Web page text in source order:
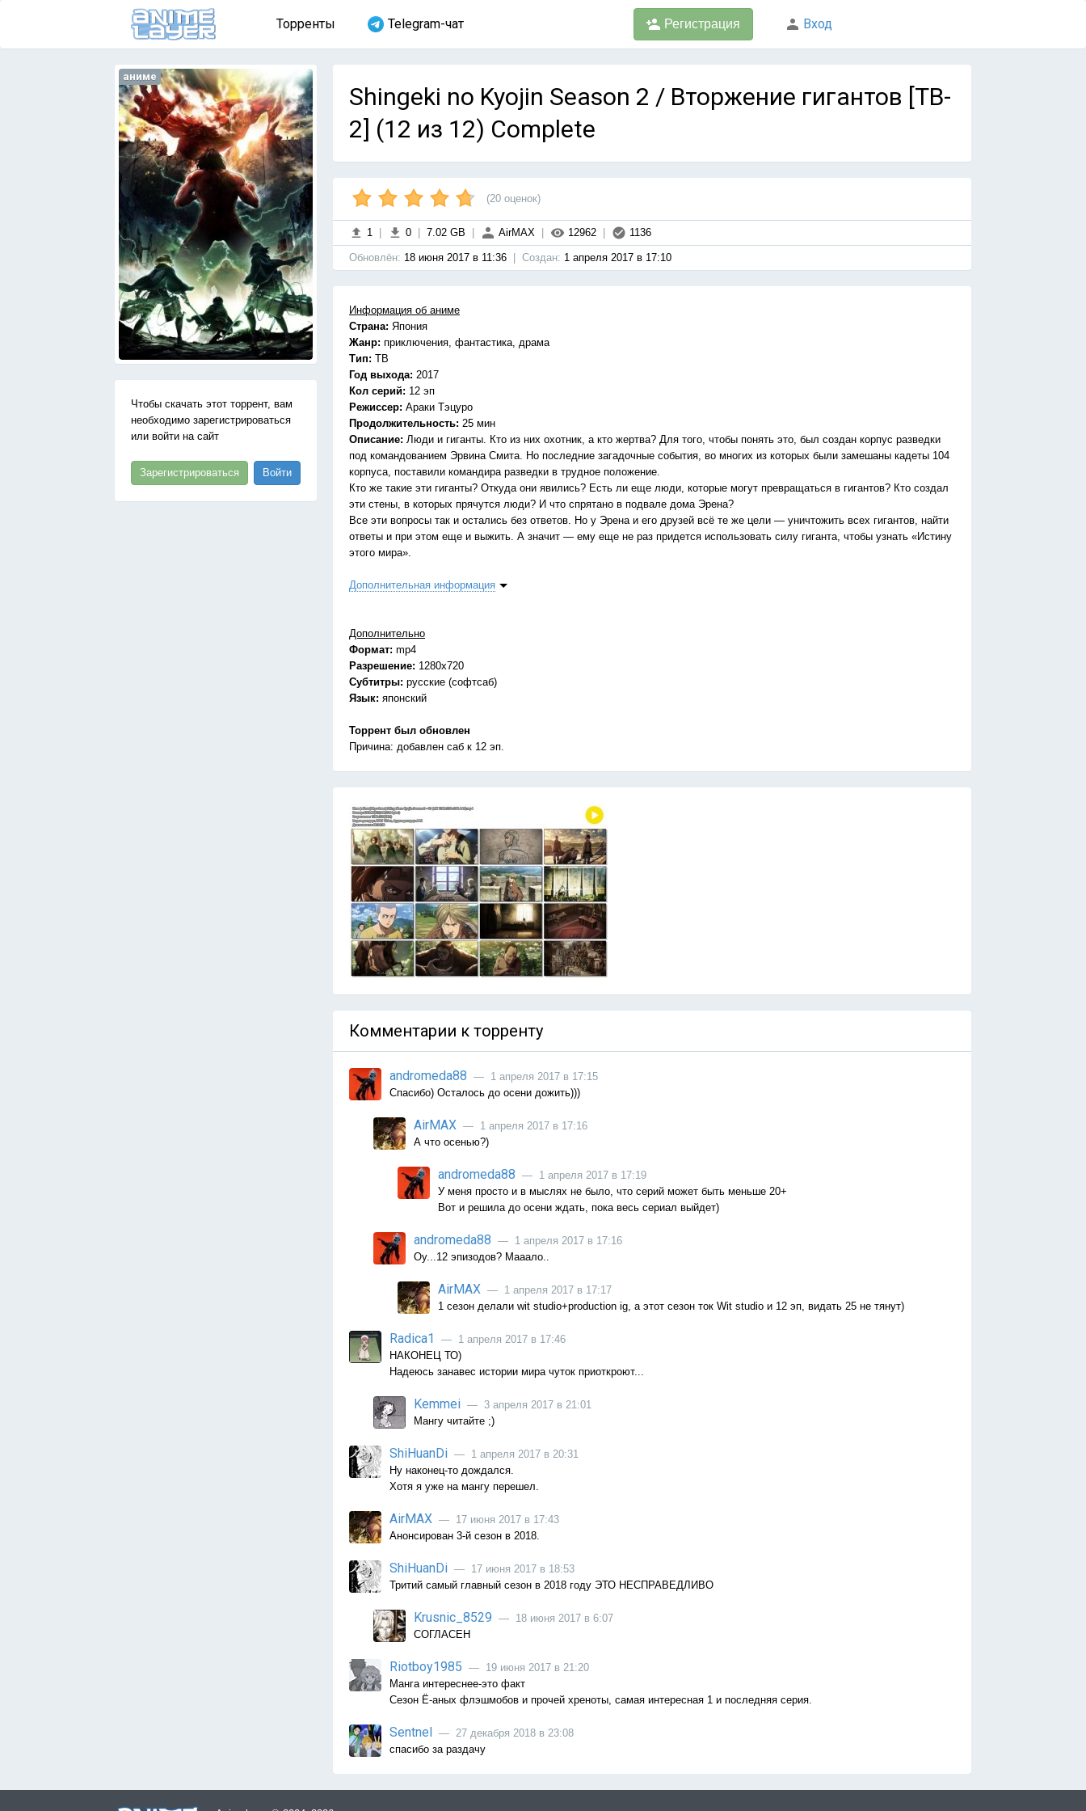
Торренты Telegram-чат Регистрация Вход
аниме
Чтобы скачать этот торрент, вам
необходимо зарегистрироваться
или войти на сайт
Зарегистрироваться Войти
Shingeki no Kyojin Season 2 / Вторжение гигантов [TB-
2] (12 из 12) Complete
(20 оценок)
1 0 7.02 GB AirMAX 12962 1136
Обновлён: 18 июня 2017 в 11:36 Cоздан: 1 апреля 2017 в 17:10
Информация об аниме
Страна: Япония
Жанр: приключения, фантастика, драма
Тип: ТВ
Год выхода: 2017
Кол серий: 12 эп
Режиссер: Араки Тэцуро
Продолжительность: 25 мин
Описание: Люди и гиганты. Кто из них охотник, а кто жертва? Для того, чтобы понять это, был создан корпус разведки
под командованием Эрвина Смита. Но последние загадочные события, во многих из которых были замешаны кадеты 104
корпуса, поставили командира разведки в трудное положение.
Кто же такие эти гиганты? Откуда они явились? Есть ли еще люди, которые могут превращаться в гигантов? Кто создал
эти стены, в которых прячутся люди? И что спрятано в подвале дома Эрена?
Все эти вопросы так и остались без ответов. Но у Эрена и его друзей всё те же цели — уничтожить всех гигантов, найти
ответы и при этом еще и выжить. А значит — ему еще не раз придется использовать силу гиганта, чтобы узнать «Истину
этого мира».
Дополнительная информация
Дополнительно
Формат: mp4
Разрешение: 1280x720
Субтитры: русские (софтсаб)
Язык: японский
Торрент был обновлен
Причина: добавлен саб к 12 эп.
Комментарии к торренту
andromeda88 — 1 апреля 2017 в 17:15
Спасибо) Осталось до осени дожить)))
AirMAX — 1 апреля 2017 в 17:16
А что осенью?)
andromeda88 — 1 апреля 2017 в 17:19
У меня просто и в мыслях не было, что серий может быть меньше 20+
Вот и решила до осени ждать, пока весь сериал выйдет)
andromeda88 — 1 апреля 2017 в 17:16
Оу...12 эпизодов? Мааало..
AirMAX — 1 апреля 2017 в 17:17
1 сезон делали wit studio+production ig, а этот сезон ток Wit studio и 12 эп, видать 25 не тянут)
Radica1
— 1 апреля 2017 в 17:46
НАКОНЕЦ ТО)
Надеюсь занавес истории мира чуток приоткроют...
Kemmei — 3 апреля 2017 в 21:01
Мангу читайте ;)
ShiHuanDi — 1 апреля 2017 в 20:31
Ну наконец-то дождался.
Хотя я уже на мангу перешел.
AirMAX — 17 июня 2017 в 17:43
Анонсирован 3-й сезон в 2018.
ShiHuanDi — 17 июня 2017 в 18:53
Тритий самый главный сезон в 2018 году ЭТО НЕСПРАВЕДЛИВО
Krusnic_8529 — 18 июня 2017 в 6:07
СОГЛАСЕН
Riotboy1985 — 19 июня 2017 в 21:20
Манга интереснее-это факт
Сезон Ё-аных флэшмобов и прочей хреноты, самая интересная 1 и последняя серия.
Sentnel — 27 декабря 2018 в 23:08
спасибо за раздачу